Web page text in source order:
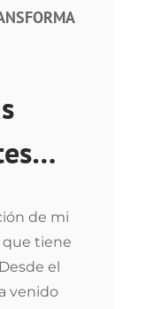
de mi
que tiene
el
venido